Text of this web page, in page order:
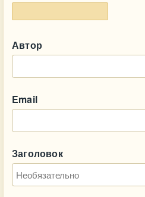
Автор
Email
Заголовок